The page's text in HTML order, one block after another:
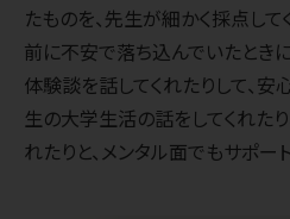
たものを、先生が細かく採点して
前に不安で落ち込んでいたとき
体験談を話してくれたりして、安
生の大学生活の話をしてくれた
れたりと、メンタル面でもサポー